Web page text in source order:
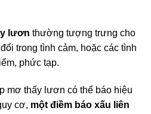
lươn thường tượng trưng cho
trong tình cảm, hoặc các tình
phức tạp.
mơ thấy lươn có thể báo hiệu
cơ, một điềm báo xấu liên